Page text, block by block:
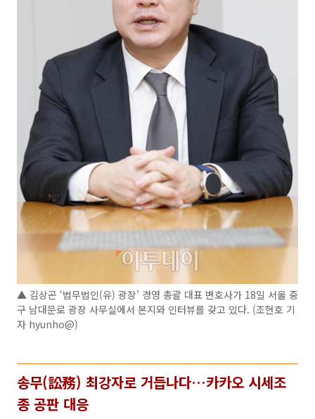
▲ 김상곤 ‘법무법인(유) 광장’ 경영 총괄 대표 변호사가 18일 서울 중
구 남대문로 광장 사무실에서 본지와 인터뷰를 갖고 있다. (조현호 기
자 hyunho@)
송무(訟務) 최강자로 거듭나다…카카오 시세조
종 공판 대응